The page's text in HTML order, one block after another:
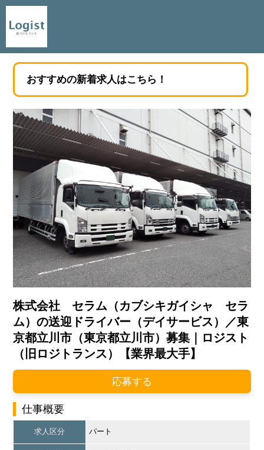
おすすめの新着求人はこちら！
株式会社 セラム（カブシキガイシャ セラ
ム）の送迎ドライバー（デイサービス）／東
京都立川市（東京都立川市）募集｜ロジスト
（旧ロジトランス）【業界最大手】
応募する
仕事概要
求人区分 パート